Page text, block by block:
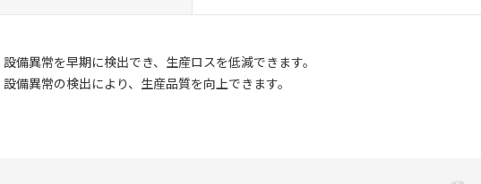
設備異常を早期に検出でき、生産ロスを低減できます。
設備異常の検出により、生産品質を向上できます。